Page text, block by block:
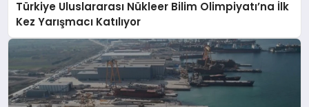
Türkiye Uluslararası Nükleer Bilim Olimpiyatı’na İlk
Kez Yarışmacı Katılıyor